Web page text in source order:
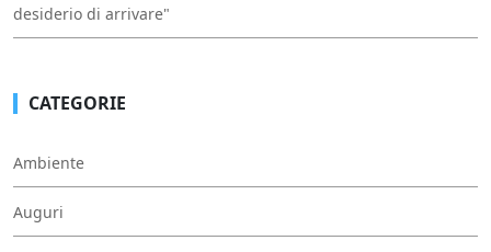
desiderio di arrivare"
CATEGORIE
Ambiente
Auguri